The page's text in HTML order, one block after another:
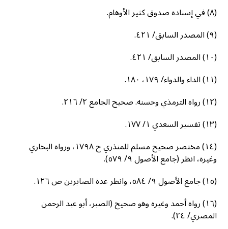
(٨) في إسناده صدوق كثير الأوهام.
(٩) المصدر السابق/ ٤٢١.
(١٠) المصدر السابق/ ٤٢١.
(١١) الداء والدواء/ ١٧٩، ١٨٠.
(١٢) رواه الترمذي وحسنه. صحيح الجامع ٢/ ٢١٦.
(١٣) تفسير السعدي ١/ ١٧٧.
(١٤) مختصر صحيح مسلم للمنذري ح ١٧٩٨، ورواه البخاري
وغيره، انظر (جامع الأصول ٩/ ٥٧٩).
(١٥) جامع الأصول ٩/ ٥٨٤، وانظر عدة الصابرين ص ١٢٦.
(١٦) رواه أحمد وغيره وهو صحيح (الصبر، أبو عبد الرحمن
المصري/ ٢٤).